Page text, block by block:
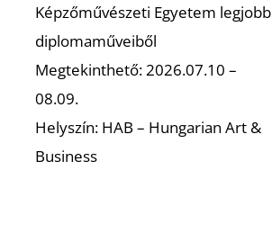
Képzőművészeti Egyetem legjobb
diplomaműveiből
Megtekinthető: 2026.07.10 –
08.09.
Helyszín: HAB – Hungarian Art &
Business